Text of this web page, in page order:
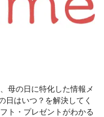
母の日に特化した情報メ
日はいつ？を解決してく
ト・プレゼントがわかる